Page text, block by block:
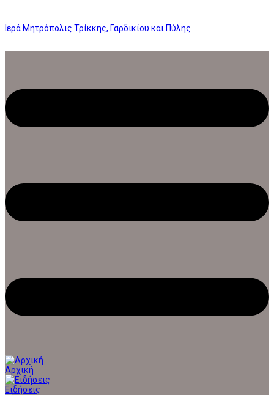
Ιερά Μητρόπολις Τρίκκης, Γαρδικίου και Πύλης
Αρχική
Ειδήσεις